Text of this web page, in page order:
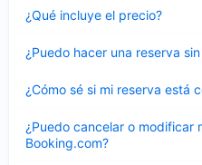
¿Qué incluye el precio?
cerrado
¿Puedo hacer una reserva
cerrado
¿Cómo sé si mi reserva está
cerrado
¿Puedo cancelar o modificar
Booking.com?
cerrado